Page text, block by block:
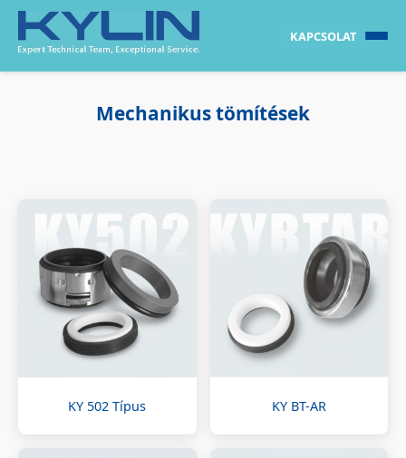
KAPCSOLAT
Mechanikus tömítések
KY 502 Típus KY BT-AR